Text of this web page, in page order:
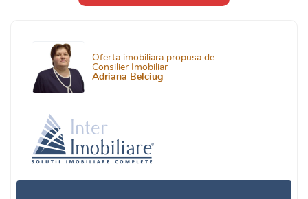
Oferta imobiliara propusa de
Consilier Imobiliar
Adriana Belciug